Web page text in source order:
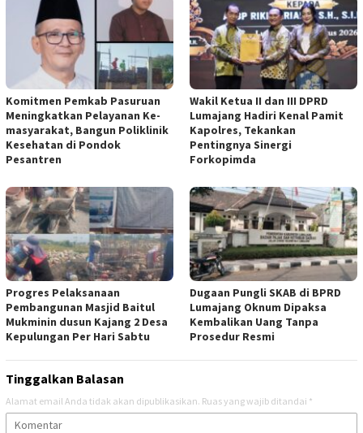
Komitmen Pemkab Pasuruan
Meningkatkan Pelayanan Ke-
masyarakat, Bangun Poliklinik
Kesehatan di Pondok
Pesantren
Wakil Ketua II dan III DPRD
Lumajang Hadiri Kenal Pamit
Kapolres, Tekankan
Pentingnya Sinergi
Forkopimda
Progres Pelaksanaan
Pembangunan Masjid Baitul
Mukminin dusun Kajang 2 Desa
Kepulungan Per Hari Sabtu
Dugaan Pungli SKAB di BPRD
Lumajang Oknum Dipaksa
Kembalikan Uang Tanpa
Prosedur Resmi
Tinggalkan Balasan
Alamat email Anda tidak akan dipublikasikan. Ruas yang wajib ditandai *